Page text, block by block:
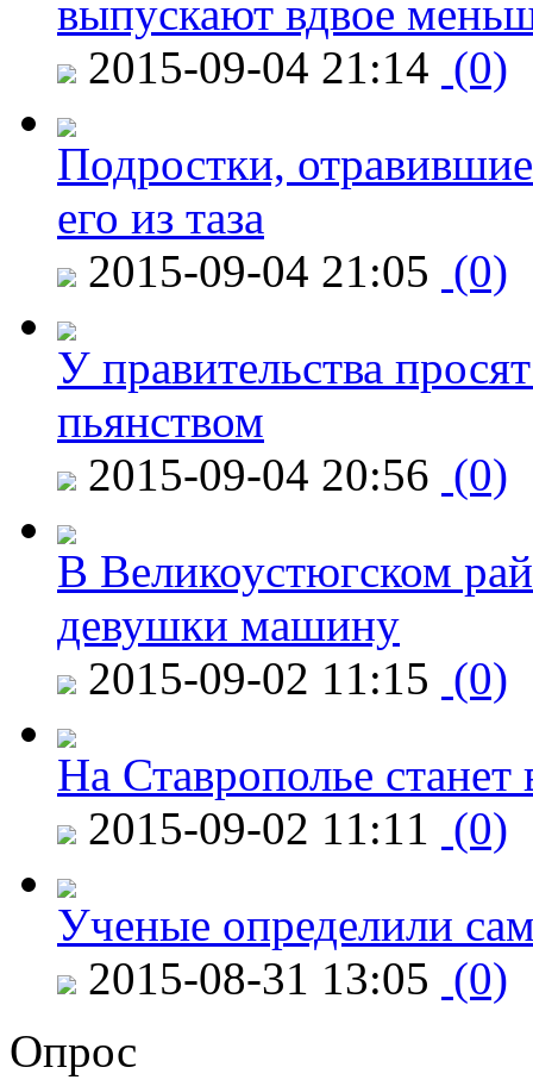
выпускают вдвое
2015-09-04 21:14 (0)
Подростки,
его из таза
2015-09-04 21:05 (0)
У правительства
пьянством
2015-09-04 20:56 (0)
В Великоустюгском
девушки машину
2015-09-02 11:15 (0)
На Ставрополье
2015-09-02 11:11 (0)
Ученые определили
2015-08-31 13:05 (0)
Опрос